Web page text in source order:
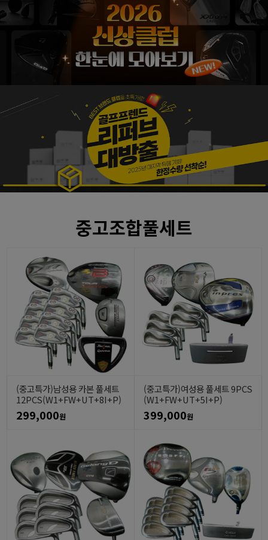
중고조합풀세트
(중고특가)남성용 카본 풀세트
12PCS(W1+FW+UT+8I+P)
299,000원
(중고특가)여성용 풀세트 9PCS
(W1+FW+UT+5I+P)
399,000원